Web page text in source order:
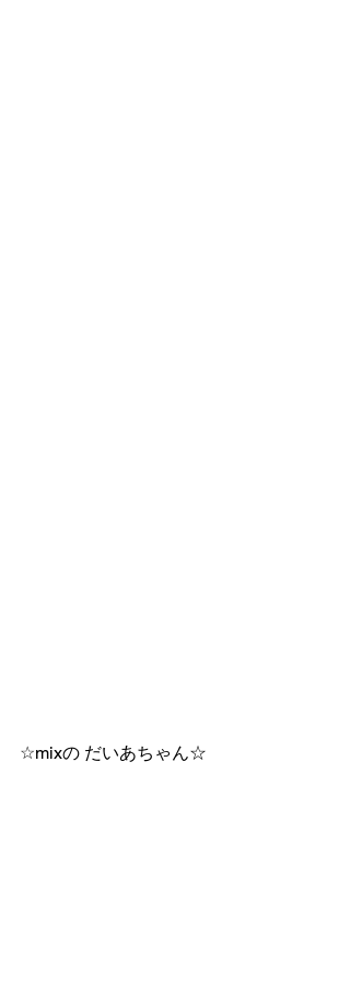
☆mixの だいあちゃん☆